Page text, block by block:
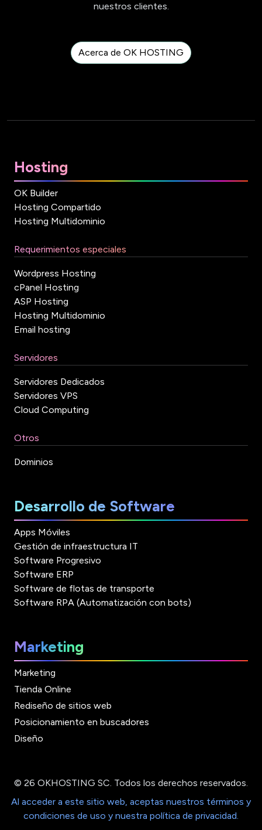
nuestros clientes.
Acerca de OK HOSTING
Hosting
OK Builder
Hosting Compartido
Hosting Multidominio
Requerimientos especiales
Wordpress Hosting
cPanel Hosting
ASP Hosting
Hosting Multidominio
Email hosting
Servidores
Servidores Dedicados
Servidores VPS
Cloud Computing
Otros
Dominios
Desarrollo de Software
Apps Móviles
Gestión de infraestructura IT
Software Progresivo
Software ERP
Software de flotas de transporte
Software RPA (Automatización con bots)
Marketing
Marketing
Tienda Online
Rediseño de sitios web
Posicionamiento en buscadores
Diseño
© 26 OKHOSTING SC. Todos los derechos reservados.
Al acceder a este sitio web, aceptas nuestros términos y
condiciones de uso y nuestra política de privacidad.